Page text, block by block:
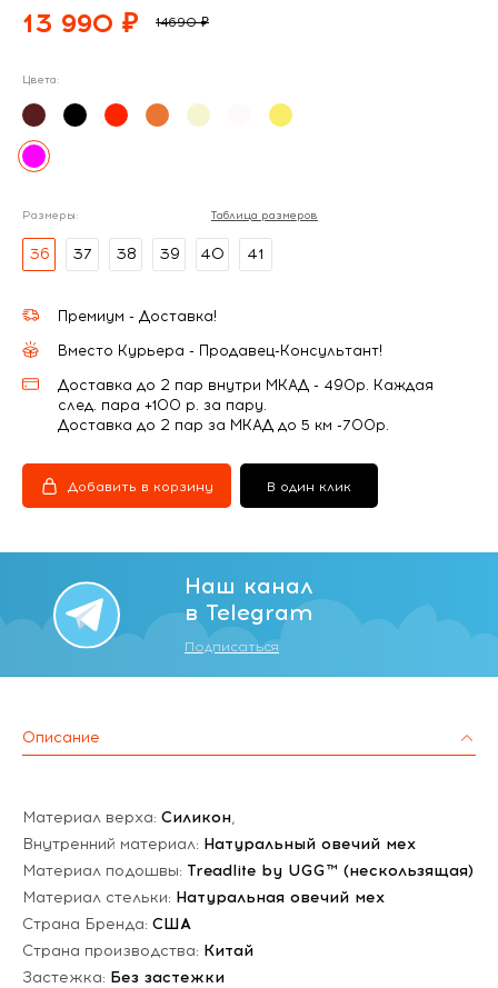
13 990 ₽ 14690 ₽
Цвета:
Размеры: Таблица размеров
36 37 38 39 40 41
Премиум - Доставка!
Вместо Курьера - Продавец-Консультант!
Доставка до 2 пар внутри МКАД - 490р. Каждая
след. пара +100 р. за пару.
Доставка до 2 пар за МКАД до 5 км -700р.
Добавить в корзину В один клик
Наш канал
в Telegram
Подписаться
Описание
Материал верха: Силикон,
Внутренний материал: Натуральный овечий мех
Материал подошвы: Treadlite by UGG™ (нескользящая)
Материал стельки: Натуральная овечий мех
Страна Бренда: США
Страна производства: Китай
Застежка: Без застежки